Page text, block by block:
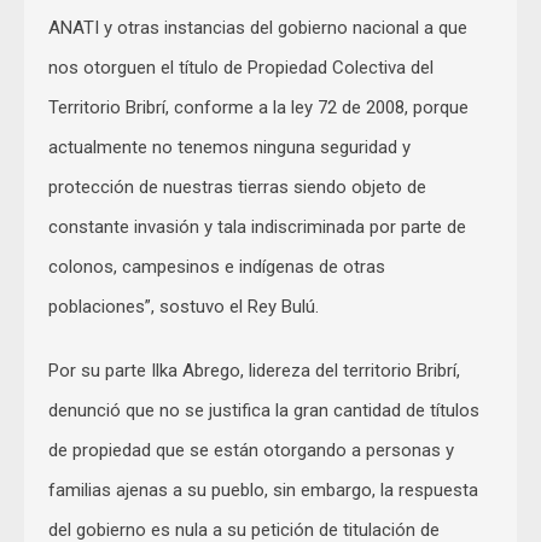
ANATI y otras instancias del gobierno nacional a que
nos otorguen el título de Propiedad Colectiva del
Territorio Bribrí, conforme a la ley 72 de 2008, porque
actualmente no tenemos ninguna seguridad y
protección de nuestras tierras siendo objeto de
constante invasión y tala indiscriminada por parte de
colonos, campesinos e indígenas de otras
poblaciones”, sostuvo el Rey Bulú.
Por su parte Ilka Abrego, lidereza del territorio Bribrí,
denunció que no se justifica la gran cantidad de títulos
de propiedad que se están otorgando a personas y
familias ajenas a su pueblo, sin embargo, la respuesta
del gobierno es nula a su petición de titulación de